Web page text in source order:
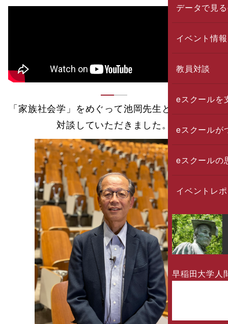
データで見
イベント情報
教員対談
eスクールを
eスクールが
eスクールの
イベントレ
早稲田大学人
「家族社会学」をめぐって池岡先生と松木先生に
対談していただきました。